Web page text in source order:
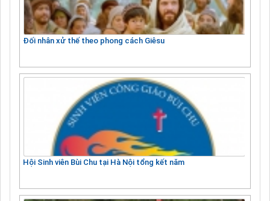
Đối nhân xử thế theo phong cách Giêsu
Hội Sinh viên Bùi Chu tại Hà Nội tổng kết năm